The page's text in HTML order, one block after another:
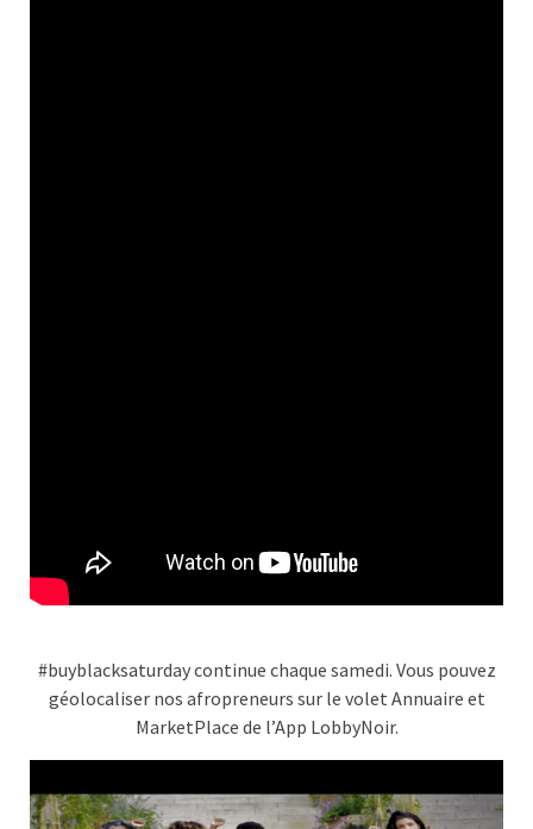
#buyblacksaturday continue chaque samedi. Vous pouvez
géolocaliser nos afropreneurs sur le volet Annuaire et
MarketPlace de l’App LobbyNoir.